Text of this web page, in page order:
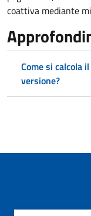
coattiva mediante
Come si calcola
versione?